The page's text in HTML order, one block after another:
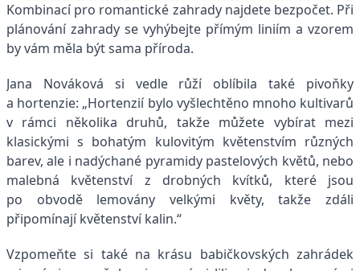
Kombinací pro romantické zahrady najdete bezpočet. Při
plánování zahrady se vyhýbejte přímým liniím a vzorem
by vám měla být sama příroda.
Jana Nováková si vedle růží oblíbila také pivoňky
a hortenzie: „Hortenzií bylo vyšlechtěno mnoho kultivarů
v rámci několika druhů, takže můžete vybírat mezi
klasickými s bohatým kulovitým květenstvím různých
barev, ale i nadýchané pyramidy pastelových květů, nebo
malebná květenství z drobných kvítků, které jsou
po obvodě lemovány velkými květy, takže zdáli
připomínají květenství kalin.“
Vzpomeňte si také na krásu babičkovských zahrádek